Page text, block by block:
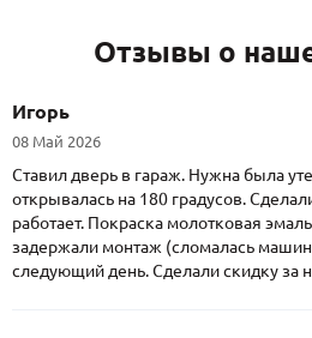
Отзывы о
Игорь
08 Май 2026
Ставил дверь в гараж. Нужна была
открывалась на 180 градусов.
работает. Покраска молотковая
задержали монтаж (сломалась
следующий день. Сделали скидку за